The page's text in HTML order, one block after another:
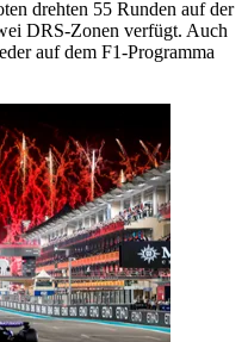
drehten 55 Runden auf der
DRS-Zonen verfügt. Auch
auf dem F1-Programma